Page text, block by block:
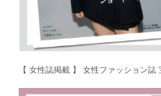
【 女性誌掲載 】 女性ファッション